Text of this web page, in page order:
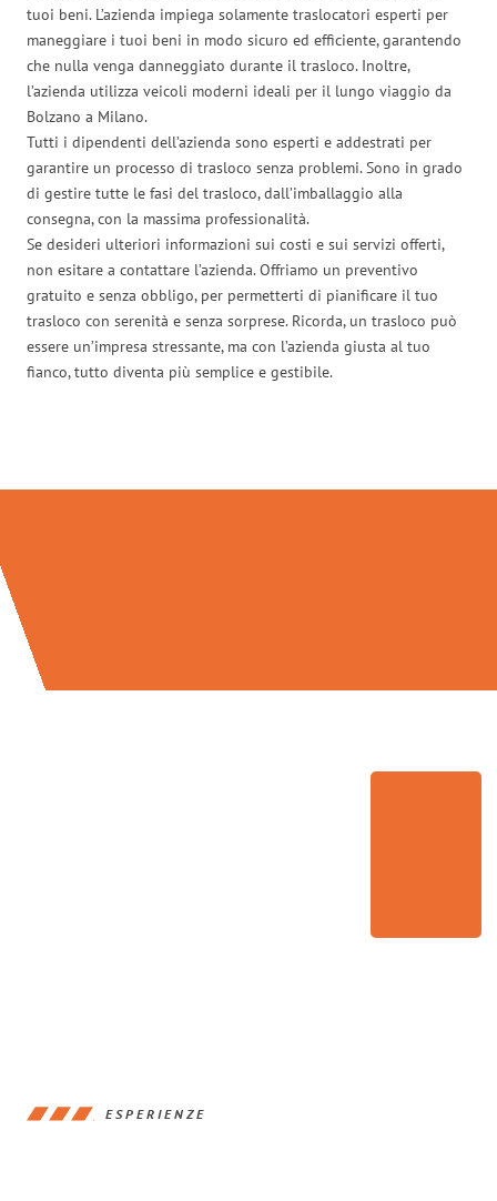
tuoi beni. L’azienda impiega solamente traslocatori esperti per
maneggiare i tuoi beni in modo sicuro ed efficiente, garantendo
che nulla venga danneggiato durante il trasloco. Inoltre,
l’azienda utilizza veicoli moderni ideali per il lungo viaggio da
Bolzano a Milano.
Tutti i dipendenti dell’azienda sono esperti e addestrati per
garantire un processo di trasloco senza problemi. Sono in grado
di gestire tutte le fasi del trasloco, dall’imballaggio alla
consegna, con la massima professionalità.
Se desideri ulteriori informazioni sui costi e sui servizi offerti,
non esitare a contattare l’azienda. Offriamo un preventivo
gratuito e senza obbligo, per permetterti di pianificare il tuo
trasloco con serenità e senza sorprese. Ricorda, un trasloco può
essere un’impresa stressante, ma con l’azienda giusta al tuo
fianco, tutto diventa più semplice e gestibile.
ESPERIENZE